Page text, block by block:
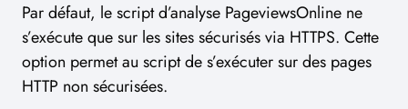
Par défaut, le script d’analyse PageviewsOnline ne
s’exécute que sur les sites sécurisés via HTTPS. Cette
option permet au script de s’exécuter sur des pages
HTTP non sécurisées.